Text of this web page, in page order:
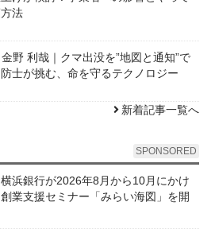
法
野 利哉｜クマ出没を”地図と通知”で
士が挑む、命を守るテクノロジー
新着記事一覧へ
SPONSORED
浜銀行が2026年8月から10月にかけ
業支援セミナー「みらい海図」を開